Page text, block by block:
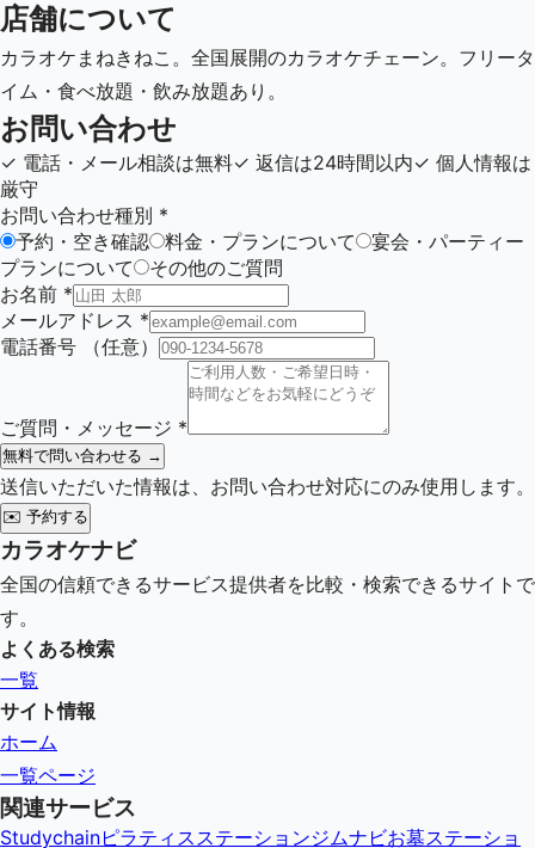
店舗について
カラオケまねきねこ。全国展開のカラオケチェーン。フリータ
イム・食べ放題・飲み放題あり。
お問い合わせ
✓ 電話・メール相談は無料✓ 返信は24時間以内✓ 個人情報は
厳守
お問い合わせ種別 *
予約・空き確認
料金・プランについて
宴会・パーティー
プランについて
その他のご質問
お名前 *
メールアドレス *
電話番号
（任意）
ご質問・メッセージ *
無料で問い合わせる →
送信いただいた情報は、お問い合わせ対応にのみ使用します。
✉️ 予約する
カラオケナビ
全国の信頼できるサービス提供者を比較・検索できるサイトで
す。
よくある検索
一覧
サイト情報
ホーム
一覧ページ
関連サービス
Studychainピラティスステーションジムナビお墓ステーショ